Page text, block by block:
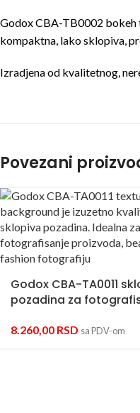
Godox CBA-TB0002 bokeh
kompaktna, lako sklopiva,
Izradjena od kvalitetnog,
Povezani
Godox CBA-TA0011
pozadina za
8.260,00 RSD sa PDV-om